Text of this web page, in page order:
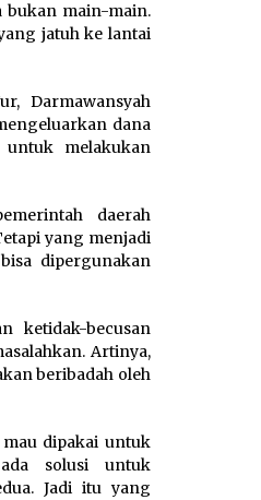
bukan main-main.
jatuh ke lantai
Darmawansyah
dana
melakukan
daerah
yang menjadi
dipergunakan
ketidak-becusan
Artinya,
beribadah oleh
mau dipakai untuk
solusi untuk
Jadi itu yang